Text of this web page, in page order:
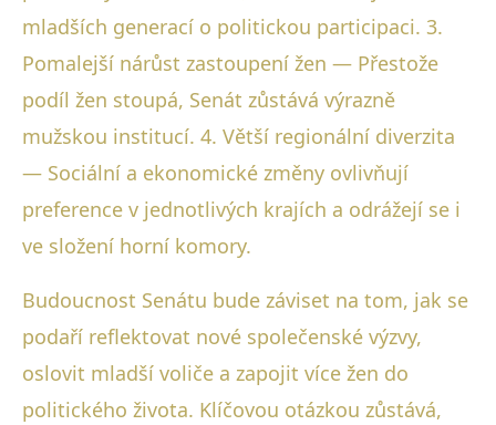
mladších generací o politickou participaci. 3.
Pomalejší nárůst zastoupení žen — Přestože
podíl žen stoupá, Senát zůstává výrazně
mužskou institucí. 4. Větší regionální diverzita
— Sociální a ekonomické změny ovlivňují
preference v jednotlivých krajích a odrážejí se i
ve složení horní komory.
Budoucnost Senátu bude záviset na tom, jak se
podaří reflektovat nové společenské výzvy,
oslovit mladší voliče a zapojit více žen do
politického života. Klíčovou otázkou zůstává,